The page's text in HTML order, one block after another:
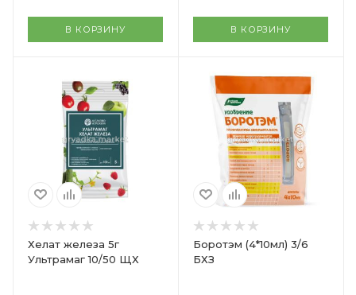
В КОРЗИНУ В КОРЗИНУ
Хелат железа 5г
Ультрамаг 10/50 ЩХ
Боротэм (4*10мл) 3/6
БХЗ